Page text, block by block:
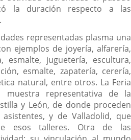
la duración respecto a las
representadas plasma una
ejemplos de joyería, alfarería,
esmalte, juguetería, escultura,
esmalte, zapatería, cerería,
natural, entre otros. La Feria
muestra representativa de la
y León, de donde proceden
y de Valladolid, que
esos talleres. Otra de las